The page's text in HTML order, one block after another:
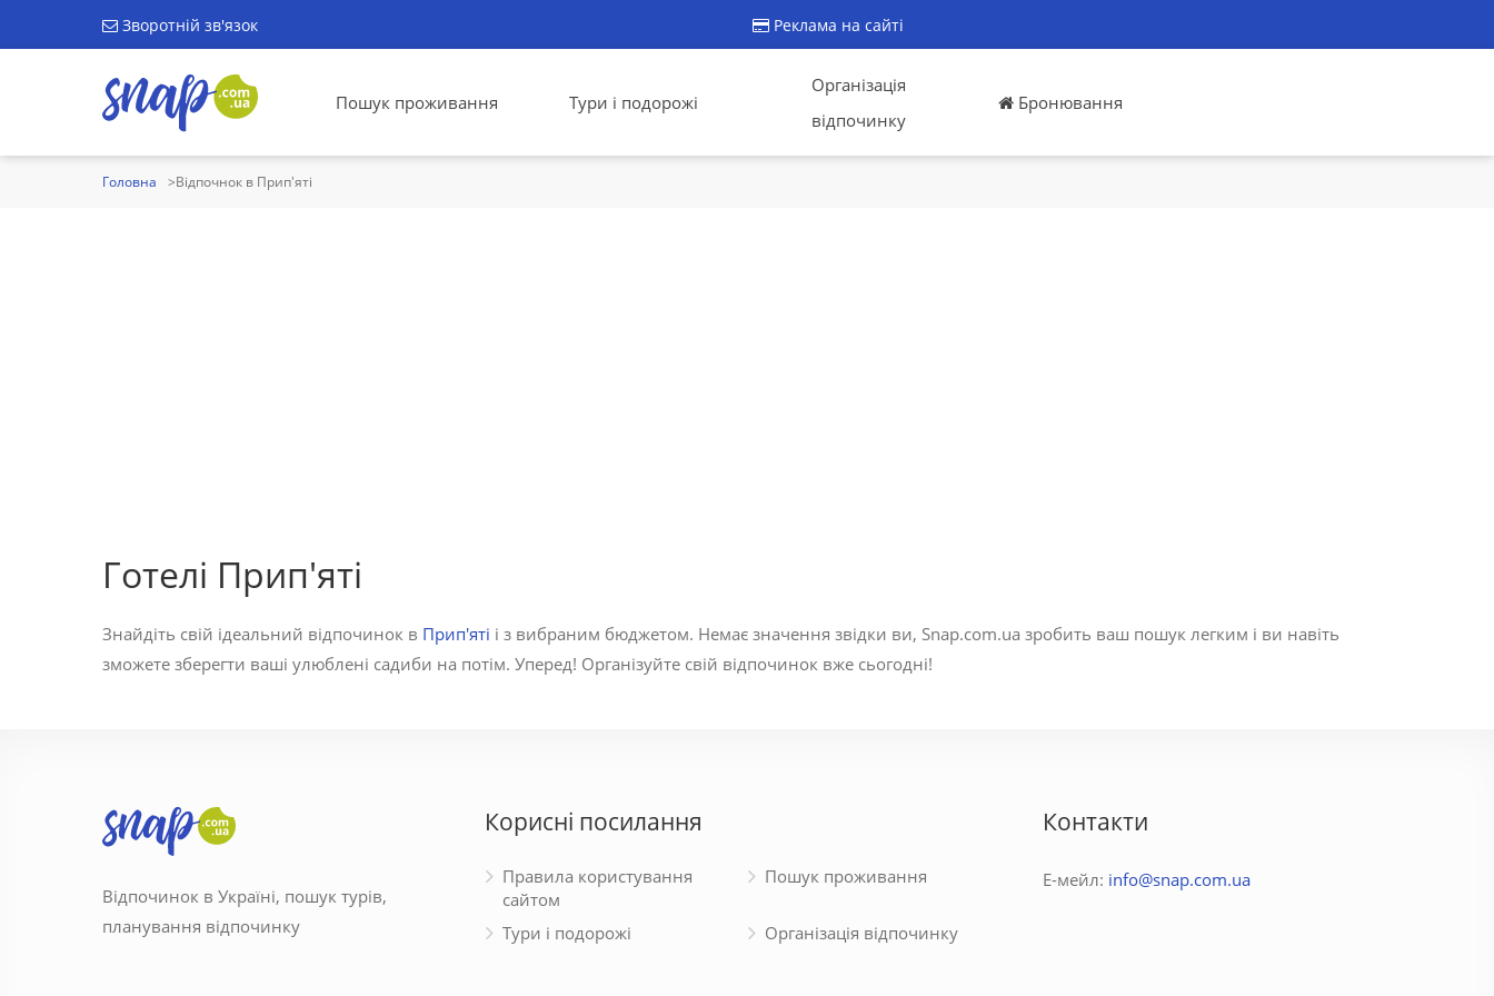
Зворотній зв'язок Реклама на сайті
Пошук проживання Тури і подорожі
Організація
відпочинку
Бронювання
Головна Відпочнок в Прип'яті
Готелі Прип'яті
Знайдіть свій ідеальний відпочинок в Прип'яті і з вибраним бюджетом. Немає значення звідки ви, Snap.com.ua зробить ваш пошук легким і ви навіть
зможете зберегти ваші улюблені садиби на потім. Уперед! Організуйте свій відпочинок вже сьогодні!
Відпочинок в Україні, пошук турів,
планування відпочинку
Корисні посилання
Правила користування
сайтом
Пошук проживання
Тури і подорожі Організація відпочинку
Контакти
Е-мейл: info@snap.com.ua